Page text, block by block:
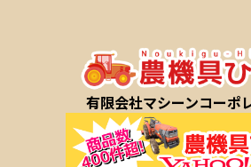
有限会社マシーンコーポ